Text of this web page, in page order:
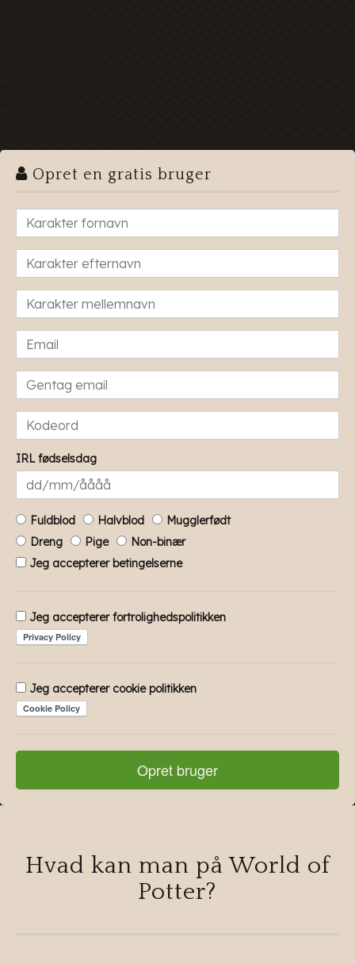
Opret en gratis bruger
IRL fødselsdag
Fuldblod Halvblod
Mugglerfødt
Dreng
Pige
Non-binær
Jeg accepterer betingelserne
Jeg accepterer fortrolighedspolitikken
Jeg accepterer cookie politikken
Opret bruger
Hvad kan man på World of
Potter?